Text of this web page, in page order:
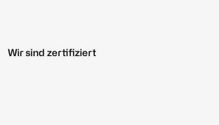
Wir sind zertifiziert